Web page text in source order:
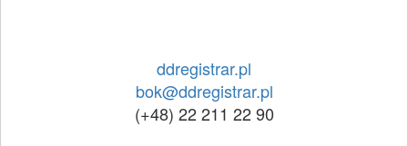
ddregistrar.pl
bok@ddregistrar.pl
(+48) 22 211 22 90